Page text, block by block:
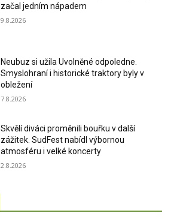
začal jedním nápadem
9.8.2026
Neubuz si užila Uvolněné odpoledne.
Smyslohraní i historické traktory byly v
obležení
7.8.2026
Skvělí diváci proměnili bouřku v další
zážitek. SudFest nabídl výbornou
atmosféru i velké koncerty
2.8.2026